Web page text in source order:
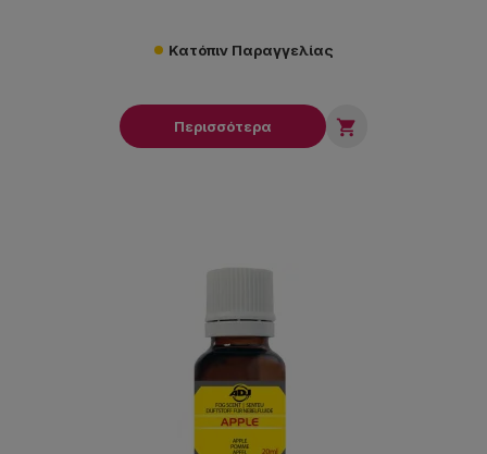
Κατόπιν Παραγγελίας
Περισσότερα 